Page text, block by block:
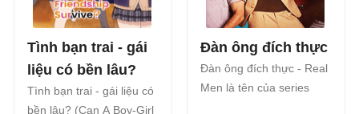
Tình bạn trai - gái
liệu có bền lâu?
Tình bạn trai - gái liệu có
bền lâu? (Can A Boy-Girl
Đàn ông đích thực
Đàn ông đích thực - Real
Men là tên của series